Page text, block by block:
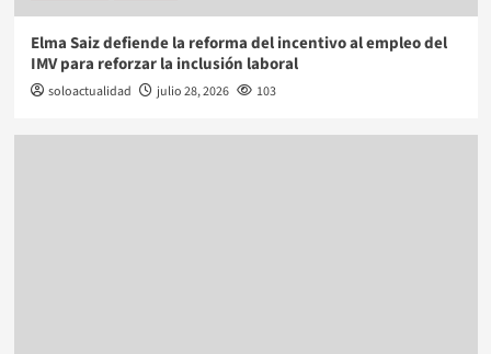
Elma Saiz defiende la reforma del incentivo al empleo del
IMV para reforzar la inclusión laboral
soloactualidad julio 28, 2026 103